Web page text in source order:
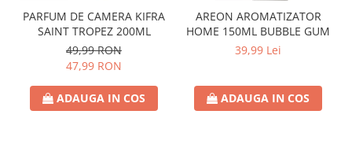
Becuri & Baterii
Lumanari & Candele
PARFUM DE CAMERA KIFRA
SAINT TROPEZ 200ML
49,99 RON
47,99 RON
ADAUGA IN COS
AREON AROMATIZATOR
HOME 150ML BUBBLE GUM
39,99 Lei
ADAUGA IN COS